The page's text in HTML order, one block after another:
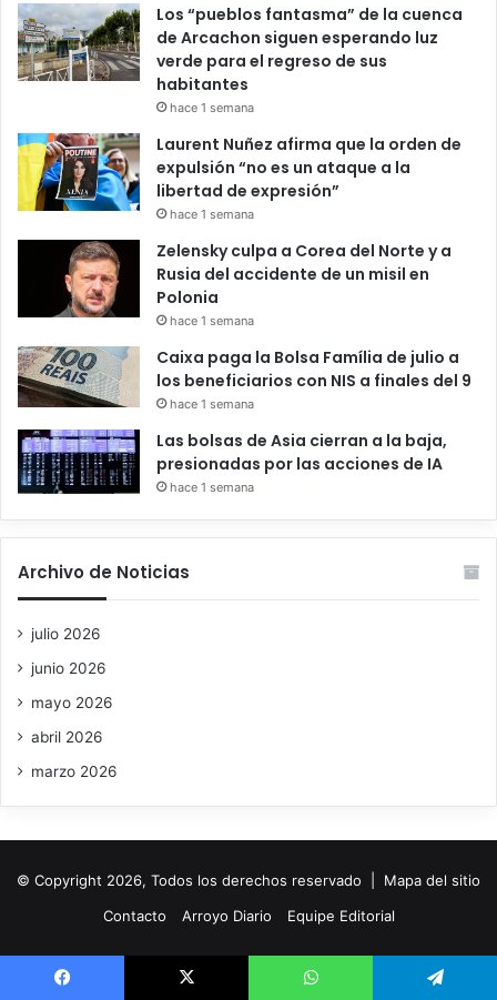
Los “pueblos fantasma” de la cuenca
de Arcachon siguen esperando luz
verde para el regreso de sus
habitantes
hace 1 semana
Laurent Nuñez afirma que la orden de
expulsión “no es un ataque a la
libertad de expresión”
hace 1 semana
Zelensky culpa a Corea del Norte y a
Rusia del accidente de un misil en
Polonia
hace 1 semana
Caixa paga la Bolsa Família de julio a
los beneficiarios con NIS a finales del 9
hace 1 semana
Las bolsas de Asia cierran a la baja,
presionadas por las acciones de IA
hace 1 semana
Archivo de Noticias
julio 2026
junio 2026
mayo 2026
abril 2026
marzo 2026
© Copyright 2026, Todos los derechos reservado | Mapa del sitio
Contacto
Arroyo Diario Equipe Editorial